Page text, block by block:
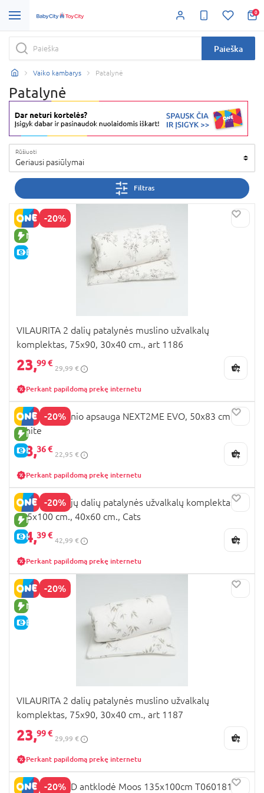
0
Paieška
Vaiko kambarys Patalynė
Patalynė
Rūšiuoti
Geriausi pasiūlymai
Filtras
-20%
NAUJA PREKĖ
E-KAINA
VILAURITA 2 dalių patalynės muslino užvalkalų
komplektas, 75x90, 30x40 cm., art 1186
23,99 €
29,99 €
Perkant papildomą prekę internetu
-20%
NAUJA PREKĖ
E-KAINA
CHICCO čiužinio apsauga NEXT2ME EVO, 50x83 cm.,
White
18,36 €
22,95 €
Perkant papildomą prekę internetu
-20%
NAUJA PREKĖ
E-KAINA
MIMINU dviejų dalių patalynės užvalkalų komplektas,
135x100 cm., 40x60 cm., Cats
34,39 €
42,99 €
Perkant papildomą prekę internetu
-20%
NAUJA PREKĖ
E-KAINA
VILAURITA 2 dalių patalynės muslino užvalkalų
komplektas, 75x90, 30x40 cm., art 1187
23,99 €
29,99 €
Perkant papildomą prekę internetu
-20%
TRAUMELAND antklodė Moos 135x100cm T060181